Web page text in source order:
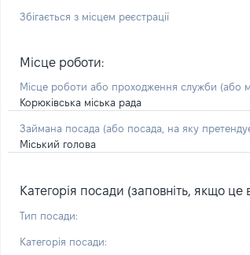
Збігається з місцем реєстрації
Місце роботи:
Місце роботи або проходження служби (або
Корюківська міська рада
Займана посада (або посада, на яку
Міський голова
Категорія посади (заповніть, якщо це
Тип посади:
Категорія посади: